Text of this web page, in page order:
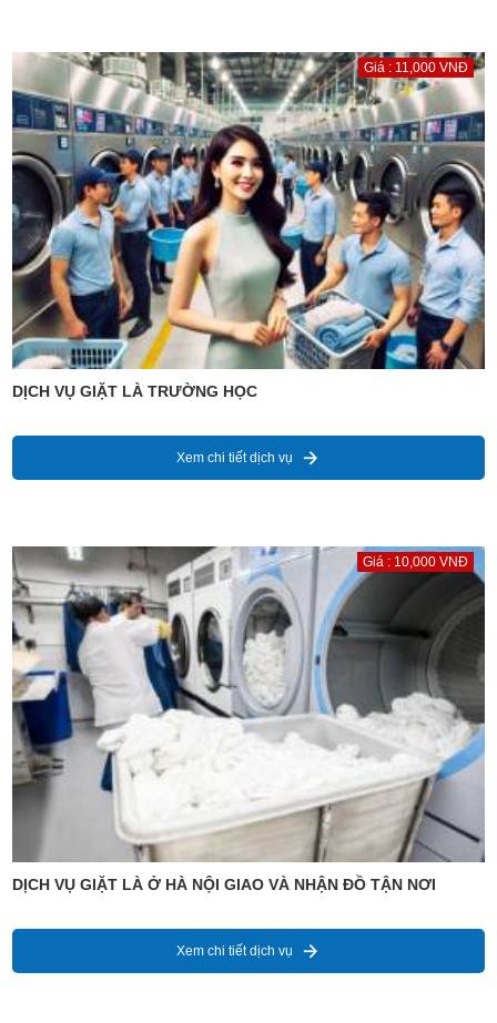
Giá : 11,000 VNĐ
DỊCH VỤ GIẶT LÀ TRƯỜNG HỌC
Xem chi tiết dịch vụ
Giá : 10,000 VNĐ
DỊCH VỤ GIẶT LÀ Ở HÀ NỘI GIAO VÀ NHẬN ĐỒ TẬN NƠI
Xem chi tiết dịch vụ